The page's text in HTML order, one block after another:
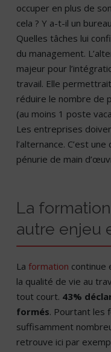
occuper en plus de
cela ? Y a-t-il un
Quelles tâches lui
du management.
majeur pour
travail. Elle
réduire le nombre de
(au moins 1 poste
Les entreprises
l’alternance. C’est
pénurie de main
La
autre enjeu
La formation continue
la qualité de vie au
tout court. 43%
formés. Pourtant les
suffisamment
retrouve ici par